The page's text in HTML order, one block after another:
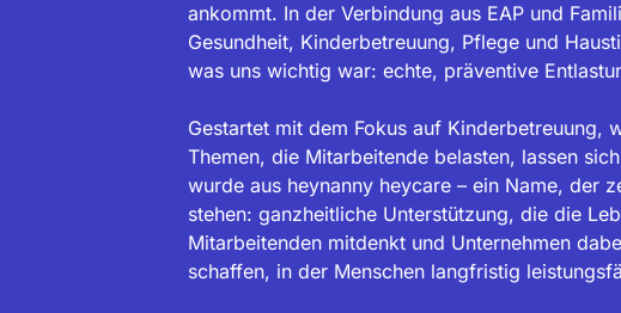
ankommt. In der Verbindung aus EAP und
Gesundheit, Kinderbetreuung, Pflege und
was uns wichtig war: echte, präventive
Gestartet mit dem Fokus auf Kinderbetreuung,
Themen, die Mitarbeitende belasten, lassen
wurde aus heynanny heycare – ein Name, der
stehen: ganzheitliche Unterstützung, die die
Mitarbeitenden mitdenkt und Unternehmen
schaffen, in der Menschen langfristig